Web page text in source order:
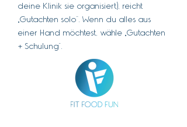
deine Klinik sie organisiert), reicht
„Gutachten solo“. Wenn du alles aus
einer Hand möchtest, wähle „Gutachten
+ Schulung“.